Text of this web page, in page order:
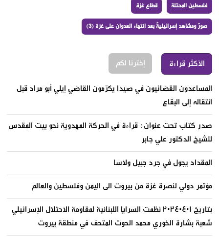
فلسطين المحتلة قطاع غزة
صورٌ ومشاهد إسرائيليةٌ بعد انتهاء العدوان على غزة (3)
الأكثر قراءة إخترنا لكم
المساعدون القضائيون في صيدا يكرّمون القاضي إيلي أبو مراد قبل
انتقاله إلى البقاع
صدر كتاب تحت عنوان: قراءة في الحركة المهدوية نحو بيت المقدس
للشيخ الدكتور علي جابر
المقداد يجول في جرد جبيل ولاسا
مؤتمر دولي لنصرة غزة من بيروت الى اليمن وفلسطين والعالم
بتاريخ ٢٠٢٤٠٤٠١ نظمت السرايا اللبنانية لمقاومة الاحتلال الإسرائيلي
شعبة بشارة الخوري محمد الحوت المتحف في منطقة بيروت